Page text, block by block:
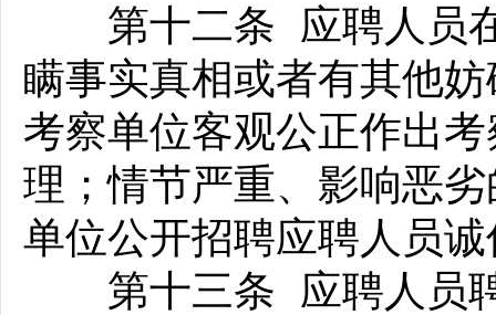
第十二条 应聘人员在
瞒事实真相或者有其他
考察单位客观公正作出
理；情节严重、影响恶
单位公开招聘应聘人员
第十三条 应聘人员聘